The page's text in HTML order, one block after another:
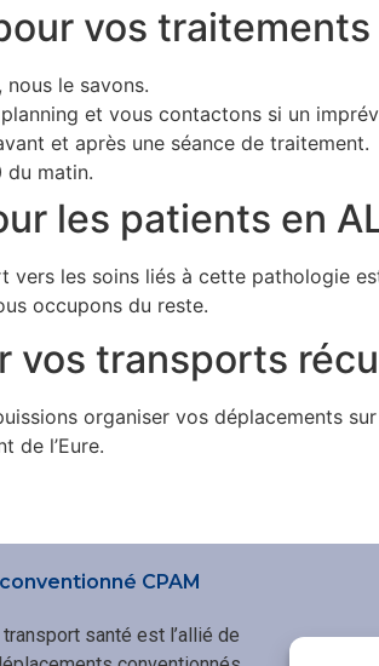
vos traitements
le savons.
et vous contactons si un
et après une séance de traitement.
du matin.
les patients en
les soins liés à cette pathologie
occupons du reste.
vos transports
organiser vos déplacements
de l’Eure.
CPAM
santé est l’allié de